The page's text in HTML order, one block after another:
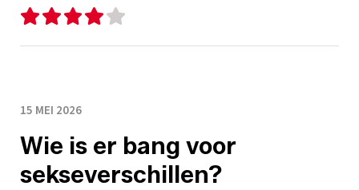
15 MEI 2026
Wie is er bang voor
sekseverschillen?